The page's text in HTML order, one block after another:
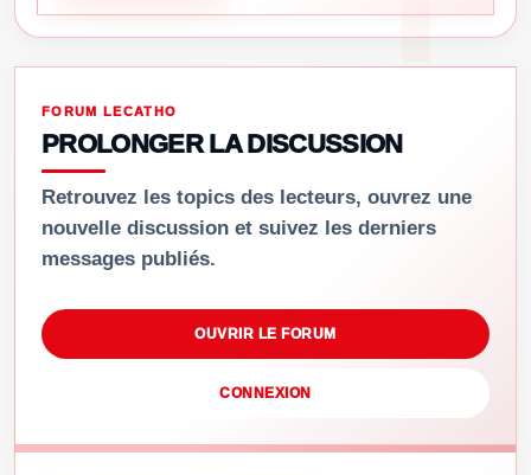
FORUM LECATHO
PROLONGER LA DISCUSSION
Retrouvez les topics des lecteurs, ouvrez une
nouvelle discussion et suivez les derniers
messages publiés.
OUVRIR LE FORUM
CONNEXION